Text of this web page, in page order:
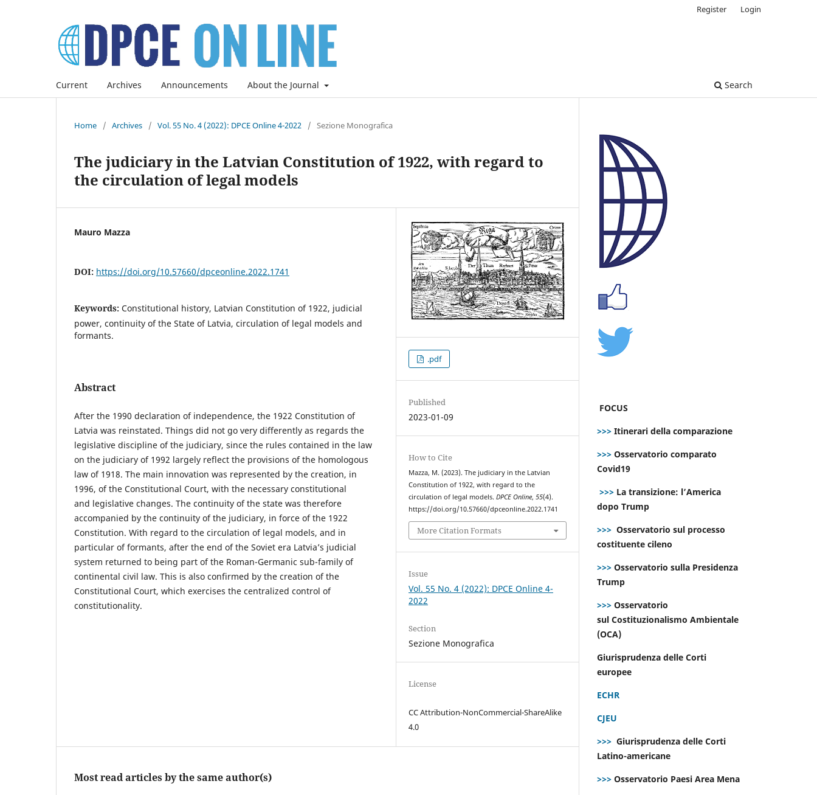
Current Archives Announcements About the Journal Search
Register Login
Home / Archives / Vol. 55 No. 4 (2022): DPCE Online 4-2022 / Sezione Monografica
The judiciary in the Latvian Constitution of 1922, with regard to
the circulation of legal models
Mauro Mazza
DOI: https://doi.org/10.57660/dpceonline.2022.1741
Keywords: Constitutional history, Latvian Constitution of 1922, judicial
power, continuity of the State of Latvia, circulation of legal models and
formants.
Abstract
After the 1990 declaration of independence, the 1922 Constitution of
Latvia was reinstated. Things did not go very differently as regards the
legislative discipline of the judiciary, since the rules contained in the law
on the judiciary of 1992 largely reflect the provisions of the homologous
law of 1918. The main innovation was represented by the creation, in
1996, of the Constitutional Court, with the necessary constitutional
and legislative changes. The continuity of the state was therefore
accompanied by the continuity of the judiciary, in force of the 1922
Constitution. With regard to the circulation of legal models, and in
particular of formants, after the end of the Soviet era Latvia’s judicial
system returned to being part of the Roman-Germanic sub-family of
continental civil law. This is also confirmed by the creation of the
Constitutional Court, which exercises the centralized control of
constitutionality.
.pdf
Published
2023-01-09
How to Cite
Mazza, M. (2023). The judiciary in the Latvian
Constitution of 1922, with regard to the
circulation of legal models.DPCE Online,55(4).
https://doi.org/10.57660/dpceonline.2022.1741
More Citation Formats
Issue
Vol. 55 No. 4 (2022): DPCE Online 4-
2022
Section
Sezione Monografica
License
CC Attribution-NonCommercial-ShareAlike
4.0
Most read articles by the same author(s)
FOCUS
>>> Itinerari della comparazione
>>> Osservatorio comparato
Covid19
>>> La transizione: l’America
dopo Trump
>>> Osservatorio sul processo
costituente cileno
>>> Osservatorio sulla Presidenza
Trump
>>> Osservatorio
sul Costituzionalismo Ambientale
(OCA)
Giurisprudenza delle Corti
europee
ECHR
CJEU
>>> Giurisprudenza delle Corti
Latino-americane
>>> Osservatorio Paesi Area Mena